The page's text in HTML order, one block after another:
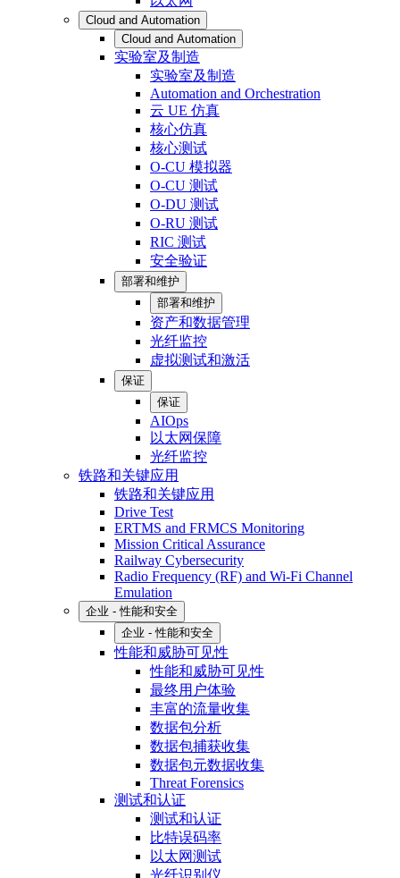
Cloud and Automation
Cloud and Automation
实验室及制造
实验室及制造
Automation and Orchestration
云 UE 仿真
核心仿真
核心测试
O-CU 模拟器
O-CU 测试
O-DU 测试
O-RU 测试
RIC 测试
安全验证
部署和维护
部署和维护
资产和数据管理
光纤监控
虚拟测试和激活
保证
保证
AIOps
以太网保障
光纤监控
铁路和关键应用
铁路和关键应用
Drive Test
ERTMS and FRMCS Monitoring
Mission Critical Assurance
Railway Cybersecurity
Radio Frequency (RF) and Wi-Fi Channel
Emulation
企业 - 性能和安全
企业 - 性能和安全
性能和威胁可见性
性能和威胁可见性
最终用户体验
丰富的流量收集
数据包分析
数据包捕获收集
数据包元数据收集
Threat Forensics
测试和认证
测试和认证
比特误码率
以太网测试